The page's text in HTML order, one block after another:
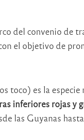
del convenio de
el objetivo de
toco) es la
inferiores rojas y
las Guyanas